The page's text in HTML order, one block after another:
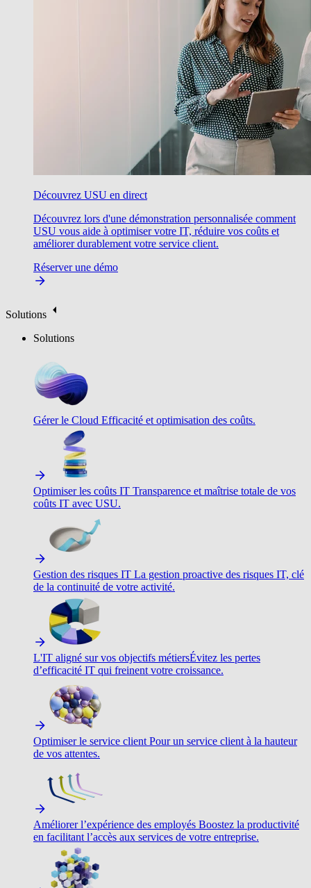
Découvrez USU en direct
Découvrez lors d'une démonstration personnalisée comment
USU vous aide à optimiser votre IT, réduire vos coûts et
améliorer durablement votre service client.
Réserver une démo
Solutions
Solutions
Gérer le Cloud Efficacité et optimisation des coûts.
Optimiser les coûts IT Transparence et maîtrise totale de vos
coûts IT avec USU.
Gestion des risques IT La gestion proactive des risques IT, clé
de la continuité de votre activité.
L'IT aligné sur vos objectifs métiersÉvitez les pertes
d’efficacité IT qui freinent votre croissance.
Optimiser le service client Pour un service client à la hauteur
de vos attentes.
Améliorer l’expérience des employés Boostez la productivité
en facilitant l’accès aux services de votre entreprise.